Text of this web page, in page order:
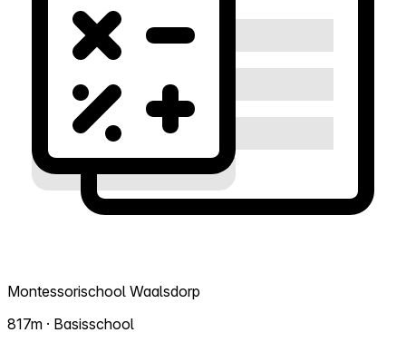
Montessorischool Waalsdorp
817m · Basisschool